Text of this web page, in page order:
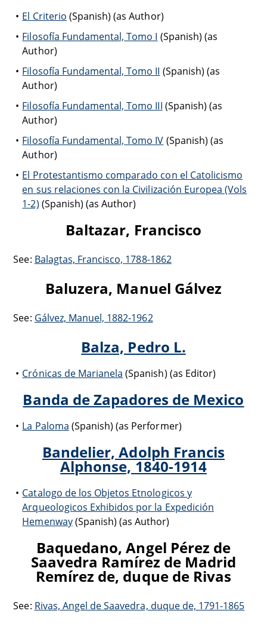
El Criterio (Spanish) (as Author)
Filosofía Fundamental, Tomo I (Spanish) (as
Author)
Filosofía Fundamental, Tomo II (Spanish) (as
Author)
Filosofía Fundamental, Tomo III (Spanish) (as
Author)
Filosofía Fundamental, Tomo IV (Spanish) (as
Author)
El Protestantismo comparado con el Catolicismo
en sus relaciones con la Civilización Europea (Vols
1-2) (Spanish) (as Author)
Baltazar, Francisco
See: Balagtas, Francisco, 1788-1862
Baluzera, Manuel Gálvez
See: Gálvez, Manuel, 1882-1962
Balza, Pedro L.
Crónicas de Marianela (Spanish) (as Editor)
Banda de Zapadores de Mexico
La Paloma (Spanish) (as Performer)
Bandelier, Adolph Francis
Alphonse, 1840-1914
Catalogo de los Objetos Etnologicos y
Arqueologicos Exhibidos por la Expedición
Hemenway(Spanish) (as Author)
Baquedano, Angel Pérez de
Saavedra Ramírez de Madrid
Remírez de, duque de Rivas
See: Rivas, Angel de Saavedra, duque de, 1791-1865